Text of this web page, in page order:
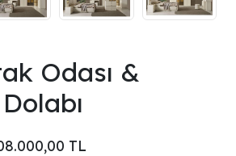
Odası &
TL